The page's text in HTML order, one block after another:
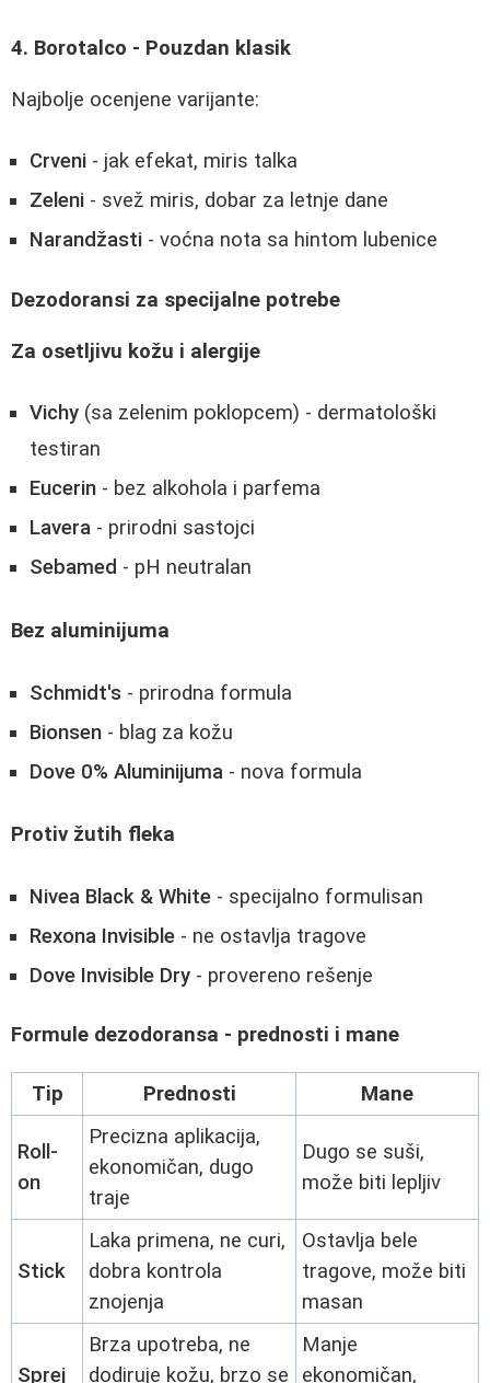
4. Borotalco - Pouzdan klasik
Najbolje ocenjene varijante:
Crveni - jak efekat, miris talka
Zeleni - svež miris, dobar za letnje dane
Narandžasti - voćna nota sa hintom lubenice
Dezodoransi za specijalne potrebe
Za osetljivu kožu i alergije
Vichy (sa zelenim poklopcem) - dermatološki
testiran
Eucerin - bez alkohola i parfema
Lavera - prirodni sastojci
Sebamed - pH neutralan
Bez aluminijuma
Schmidt's - prirodna formula
Bionsen - blag za kožu
Dove 0% Aluminijuma - nova formula
Protiv žutih fleka
Nivea Black & White - specijalno formulisan
Rexona Invisible - ne ostavlja tragove
Dove Invisible Dry - provereno rešenje
Formule dezodoransa - prednosti i mane
Tip Prednosti Mane
Roll-
on
Precizna aplikacija,
ekonomičan, dugo
traje
Dugo se suši,
može biti lepljiv
Stick
Laka primena, ne curi,
dobra kontrola
znojenja
Ostavlja bele
tragove, može biti
masan
Sprej
Brza upotreba, ne
dodiruje kožu, brzo se
Manje
ekonomičan,